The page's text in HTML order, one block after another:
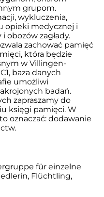
grupom.
wykluczenia,
opieki medycznej i
obozów zagłady.
zachować pamięć
która będzie
w Villingen-
baza danych
umożliwi
badań.
zapraszamy do
księgi pamięci. W
oznaczać: dodawanie
für einzelne
Flüchtling,